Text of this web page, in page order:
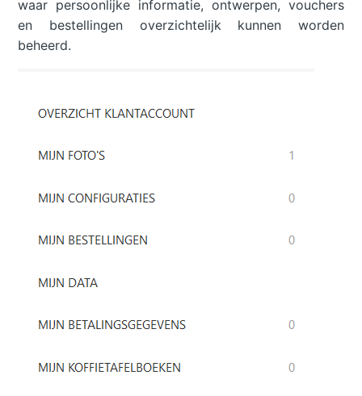
waar persoonlijke informatie, ontwerpen, vouchers
en bestellingen overzichtelijk kunnen worden
beheerd.